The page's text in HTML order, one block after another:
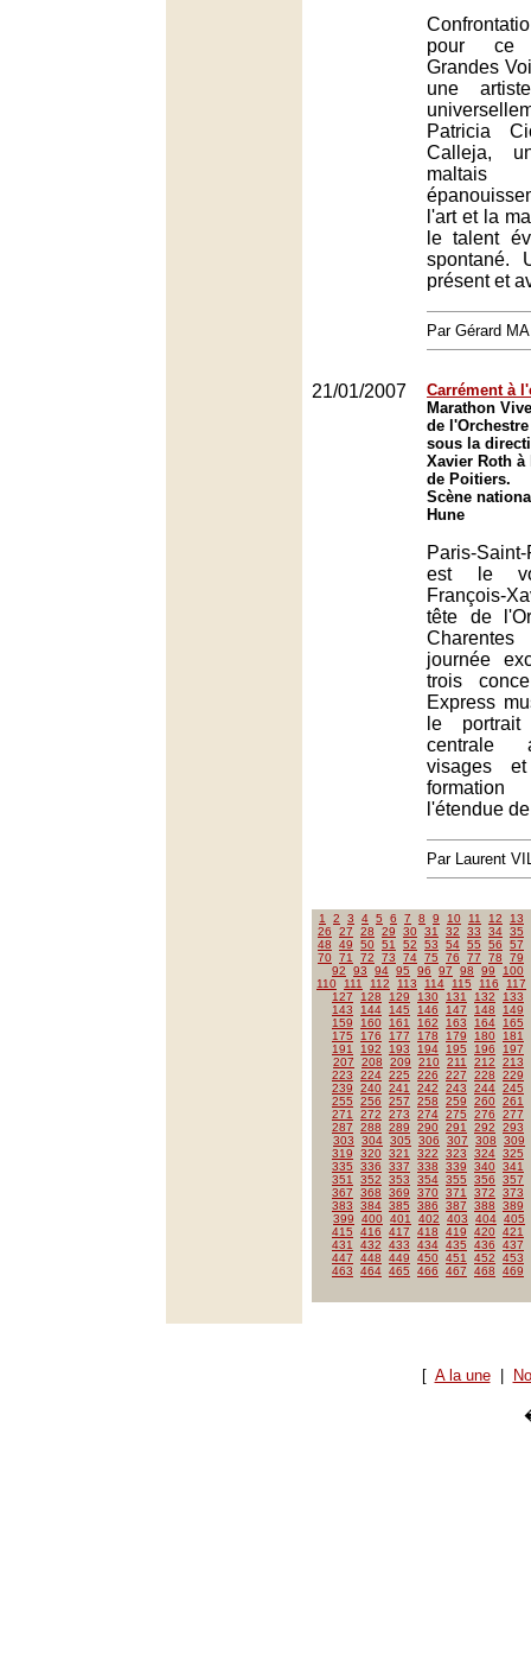
pour ce
Grandes
une
Patricia
Calleja,
l'art et la
le talent
spontané.
présent et
Par Gérard
21/01/2007
Carrément à
Marathon
de
sous la
Xavier Roth à
de Poitiers.
Scène
Hune
Paris-
est le
François-
tête de
journée
trois
Express
le
centrale
visages
l'étendue
Par Laurent
1 2 3 4 5 6 7 8 9 10 11 12
13
26
27 28 29 30 31 32 33 34 35
48
49 50 51 52 53 54 55 56
57
70 71 72 73 74 75 76 77 78
79
92
93 94 95 96 97 98 99
100
110
111 112 113 114 115 116
117
127
128 129 130 131 132
133
143
144 145 146 147 148
149
159
160 161 162 163 164
165
175
176 177 178 179 180
181
191
192 193 194 195 196
197
207
208 209 210 211 212
213
223
224 225 226 227 228
229
239
240 241 242 243 244 245
255
256 257 258 259 260 261
271
272 273 274 275 276
277
287
288 289 290 291 292
293
303
304 305 306 307 308
309
319
320 321 322 323 324 325
335
336 337 338 339 340 341
351
352 353 354 355 356
357
367
368 369 370 371 372
373
383
384 385 386 387 388
389
399
400 401 402 403 404 405
415
416 417 418 419 420 421
431
432 433 434 435 436
437
447
448 449 450 451 452
453
463
464 465 466 467 468 469
[ A la une|